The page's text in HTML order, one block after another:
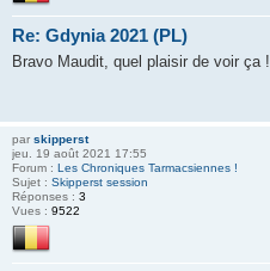
Re: Gdynia 2021 (PL)
Bravo Maudit, quel plaisir de voir ça !
par skipperst
jeu. 19 août 2021 17:55
Forum : Les Chroniques Tarmacsiennes !
Sujet : Skipperst session
Réponses : 3
Vues : 9522